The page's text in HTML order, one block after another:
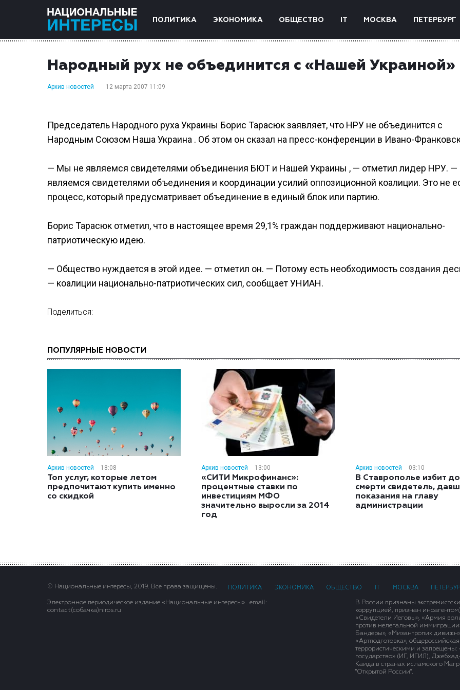
ПОЛИТИКА ЭКОНОМИКА ОБЩЕСТВО IT МОСКВА ПЕТЕРБУРГ
Народный рух не объединится с «Нашей Украиной»
Архив новостей 12 марта 2007 11:09
Председатель Народного руха Украины Борис Тарасюк заявляет, что НРУ не объединится с
Народным Союзом Наша Украина . Об этом он сказал на пресс-конференции в Ивано-
— Мы не являемся свидетелями объединения БЮТ и Нашей Украины , — отметил лидер НРУ.
являемся свидетелями объединения и координации усилий оппозиционной коалиции. Это не
процесс, который предусматривает объединение в единый блок или партию.
Борис Тарасюк отметил, что в настоящее время 29,1% граждан поддерживают национально-
патриотическую идею.
— Общество нуждается в этой идее. — отметил он. — Потому есть необходимость создания
— коалиции национально-патриотических сил, сообщает УНИАН.
Поделиться:
ПОПУЛЯРНЫЕ НОВОСТИ
Архив новостей 18:08
Топ услуг, которые летом
предпочитают купить именно
со скидкой
Архив новостей 13:00
«СИТИ Микрофинанс»:
процентные ставки по
инвестициям МФО
значительно выросли за 2014
год
Архив новостей 03:10
В Ставрополье избит до
смерти свидетель,
показания на главу
администрации
© Национальные интересы, 2019. Все права защищены. ПОЛИТИКА ЭКОНОМИКА ОБЩЕСТВО МОСКВА
Электронное периодическое издание «Национальные интересы» . email:
contact(сoбaчка)niros.ru
В России признаны
коррупцией, признан
«Свидетели Иеговы», «Армия
против нелегальной
Бандеры», «Мизантропик
«Артподготовка»,
террористическими и
государство» (ИГ, ИГИЛ),
Каида в странах исламского
"Открытой России".